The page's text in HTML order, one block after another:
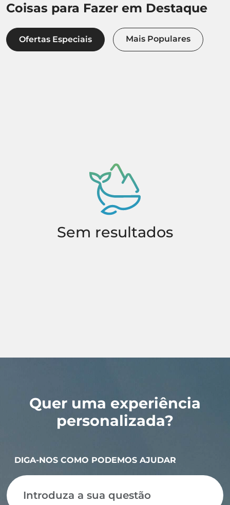
Coisas para Fazer em Destaque
Ofertas Especiais Mais Populares
Sem resultados
Quer uma experiência
personalizada?
DIGA-NOS COMO PODEMOS AJUDAR